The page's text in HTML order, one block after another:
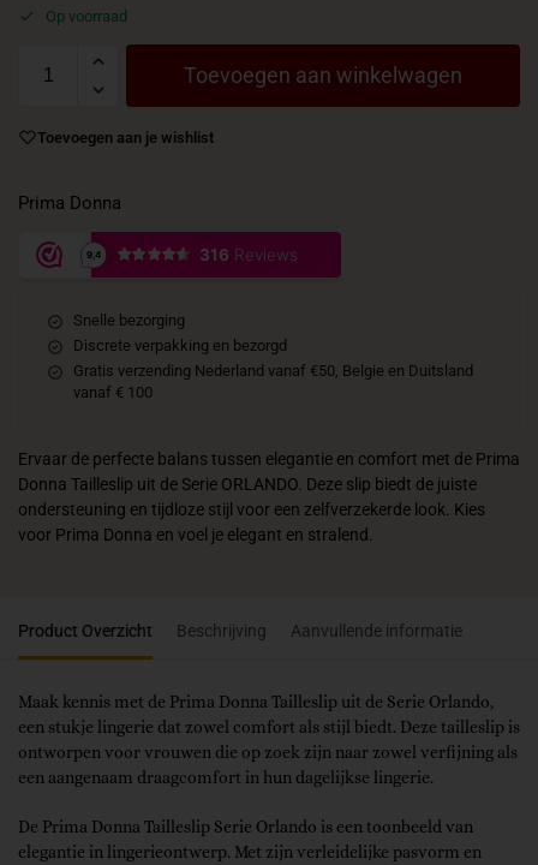
Op voorraad
Toevoegen aan winkelwagen
Toevoegen aan je wishlist
Prima Donna
Snelle bezorging
Discrete verpakking en bezorgd
Gratis verzending Nederland vanaf €50, Belgie en Duitsland
vanaf € 100
Ervaar de perfecte balans tussen elegantie en comfort met de Prima
Donna Tailleslip uit de Serie ORLANDO. Deze slip biedt de juiste
ondersteuning en tijdloze stijl voor een zelfverzekerde look. Kies
voor Prima Donna en voel je elegant en stralend.
Product Overzicht Beschrijving Aanvullende informatie
Maak kennis met de Prima Donna Tailleslip uit de Serie Orlando,
een stukje lingerie dat zowel comfort als stijl biedt. Deze tailleslip is
ontworpen voor vrouwen die op zoek zijn naar zowel verfijning als
een aangenaam draagcomfort in hun dagelijkse lingerie.
De Prima Donna Tailleslip Serie Orlando is een toonbeeld van
elegantie in lingerieontwerp. Met zijn verleidelijke pasvorm en